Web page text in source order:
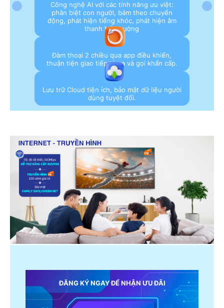
Công nghệ AI với các tính năng ưu việt:
phân biệt con người, bám theo chuyển
động, phát hiện tiếng khóc, phát hiện âm
thanh bất thường
Đàm thoại 2 chiều qua app điều khiển,
thuận tiện giao tiếp từ xa và gọi khẩn cấp.
Lưu trữ Cloud tiện ích, bảo mật dữ liệu người
dùng tuyệt đối.
ĐĂNG KÝ NGAY ĐỂ NHẬN ƯU ĐÃI